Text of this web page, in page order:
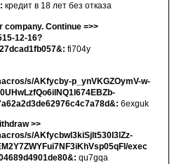
кредит в 18 лет без отказа
Continue =>>
12-16?
fi704y
s/AKfycby-p_ynVKGZOymV-w-
6exguk
>>
s/AKfycbwl3kiSjlt530I3lZz-
exec
qu7gqa